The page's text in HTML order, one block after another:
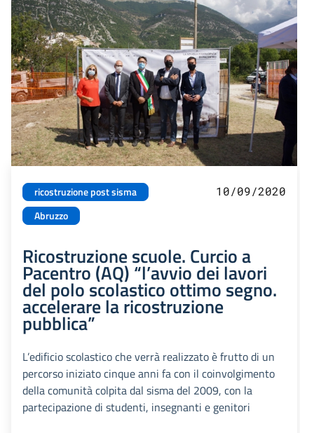
ricostruzione post sisma
Abruzzo
10/09/2020
Ricostruzione scuole. Curcio a
Pacentro (AQ) “l’avvio dei lavori
del polo scolastico ottimo segno.
accelerare la ricostruzione
pubblica”
L’edificio scolastico che verrà realizzato è frutto di un
percorso iniziato cinque anni fa con il coinvolgimento
della comunità colpita dal sisma del 2009, con la
partecipazione di studenti, insegnanti e genitori